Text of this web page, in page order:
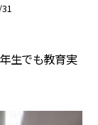
年生でも教育実